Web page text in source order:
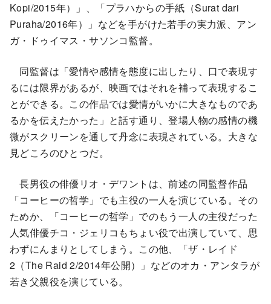
Kopi/2015年）」、「プラハからの手紙（Surat dari
Puraha/2016年）」などを手がけた若手の実力派、アン
ガ・ドゥイマス・サソンコ監督。
同監督は「愛情や感情を態度に出したり、口で表現す
るには限界があるが、映画ではそれを補って表現するこ
とができる。この作品では愛情がいかに大きなものであ
るかを伝えたかった」と話す通り、登場人物の感情の機
微がスクリーンを通して丹念に表現されている。大きな
見どころのひとつだ。
長男役の俳優リオ・デワントは、前述の同監督作品
「コーヒーの哲学」でも主役の一人を演じている。その
ためか、「コーヒーの哲学」でのもう一人の主役だった
人気俳優チコ・ジェリコもちょい役で出演していて、思
わずにんまりとしてしまう。この他、「ザ・レイド
2（The Raid 2/2014年公開）」などのオカ・アンタラが
若き父親役を演じている。